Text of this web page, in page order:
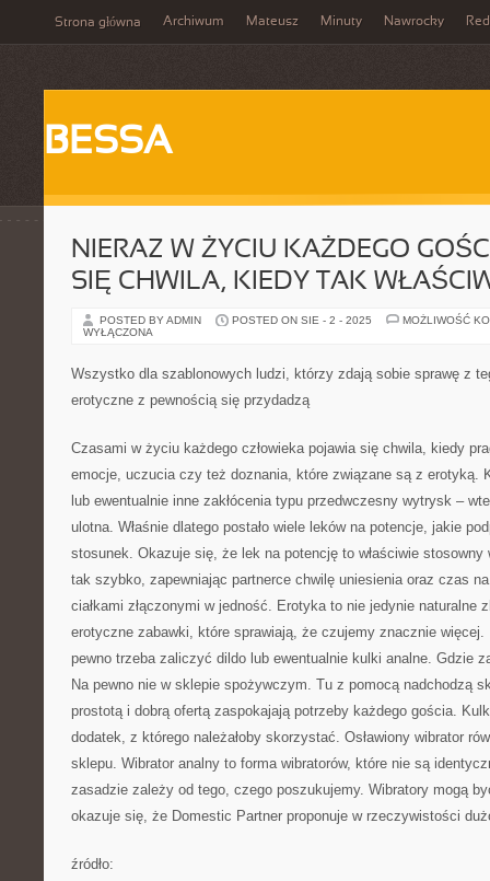
Strona główna Archiwum Mateusz Minuty Nawrocky
BESSA
NIERAZ W ŻYCIU KAŻDEGO
SIĘ CHWILA, KIEDY TAK
POSTED BY ADMIN POSTED ON SIE - 2 - 2025
MOŻLIWOŚĆ
WYŁĄCZONA
Wszystko dla szablonowych ludzi, którzy zdają sobie sprawę z
erotyczne z pewnością się przydadzą
Czasami w życiu każdego człowieka pojawia się chwila, kiedy
emocje, uczucia czy też doznania, które związane są z erotyką.
lub ewentualnie inne zakłócenia typu przedwczesny wytrysk –
ulotna. Właśnie dlatego postało wiele leków na potencje, jakie
stosunek. Okazuje się, że lek na potencję to właściwie stosowny
tak szybko, zapewniając partnerce chwilę uniesienia oraz czas
ciałkami złączonymi w jedność. Erotyka to nie jedynie naturalne
erotyczne zabawki, które sprawiają, że czujemy znacznie więcej.
pewno trzeba zaliczyć dildo lub ewentualnie kulki analne. Gdzie
Na pewno nie w sklepie spożywczym. Tu z pomocą nadchodzą
prostotą i dobrą ofertą zaspokajają potrzeby każdego gościa.
dodatek, z którego należałoby skorzystać. Osławiony wibrator
sklepu. Wibrator analny to forma wibratorów, które nie są
zasadzie zależy od tego, czego poszukujemy. Wibratory mogą
okazuje się, że Domestic Partner proponuje w rzeczywistości
źródło: